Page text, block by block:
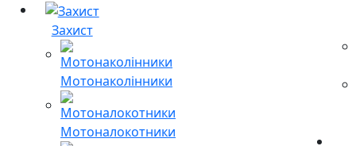
Захист
Мотонаколінники
Мотоналокотники